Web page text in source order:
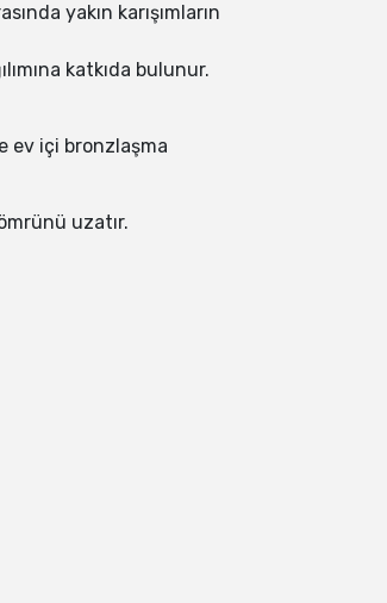
yakın karışımların
katkıda bulunur.
ev içi bronzlaşma
uzatır.